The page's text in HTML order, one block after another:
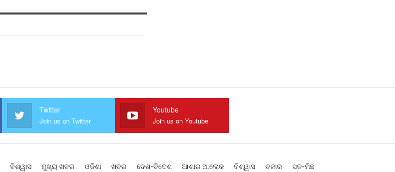
Twitter
Join us on Twitter
Youtube
Join us on Youtube
ବିଶ୍ୱାସ ମୁଖ୍ୟ ଖବର ଓଡିଶା ଖବର ଦେଶ-ବିଦେଶ ଆଶାର ଆଲୋକ ବିଶ୍ୱାସ ବଜାର ସତ-ମିଛ